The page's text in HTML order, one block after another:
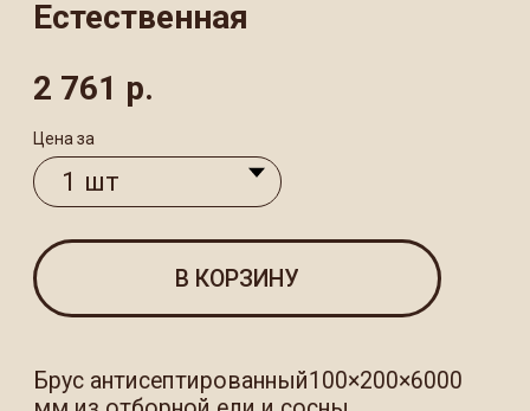
представляет собой
высококачественный строительный
сорта, который прошел специальную
обработку защитным антисептическим
составом для защиты от гниения
и вредителей. Отлично подходит для
монтажа стен, перегородок
и стропильных систем.